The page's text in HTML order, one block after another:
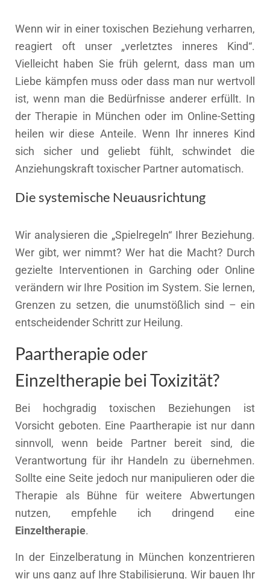
Wenn wir in einer toxischen Beziehung verharren,
reagiert oft unser „verletztes inneres Kind“.
Vielleicht haben Sie früh gelernt, dass man um
Liebe kämpfen muss oder dass man nur wertvoll
ist, wenn man die Bedürfnisse anderer erfüllt. In
der Therapie in München oder im Online-Setting
heilen wir diese Anteile. Wenn Ihr inneres Kind
sich sicher und geliebt fühlt, schwindet die
Anziehungskraft toxischer Partner automatisch.
Die systemische Neuausrichtung
Wir analysieren die „Spielregeln“ Ihrer Beziehung.
Wer gibt, wer nimmt? Wer hat die Macht? Durch
gezielte Interventionen in Garching oder Online
verändern wir Ihre Position im System. Sie lernen,
Grenzen zu setzen, die unumstößlich sind – ein
entscheidender Schritt zur Heilung.
Paartherapie oder
Einzeltherapie bei Toxizität?
Bei hochgradig toxischen Beziehungen ist
Vorsicht geboten. Eine Paartherapie ist nur dann
sinnvoll, wenn beide Partner bereit sind, die
Verantwortung für ihr Handeln zu übernehmen.
Sollte eine Seite jedoch nur manipulieren oder die
Therapie als Bühne für weitere Abwertungen
nutzen, empfehle ich dringend eine
Einzeltherapie.
In der Einzelberatung in München konzentrieren
wir uns ganz auf Ihre Stabilisierung. Wir bauen Ihr